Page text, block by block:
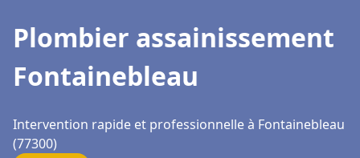
Plombier assainissement
Fontainebleau
Intervention rapide et professionnelle à Fontainebleau
(77300)